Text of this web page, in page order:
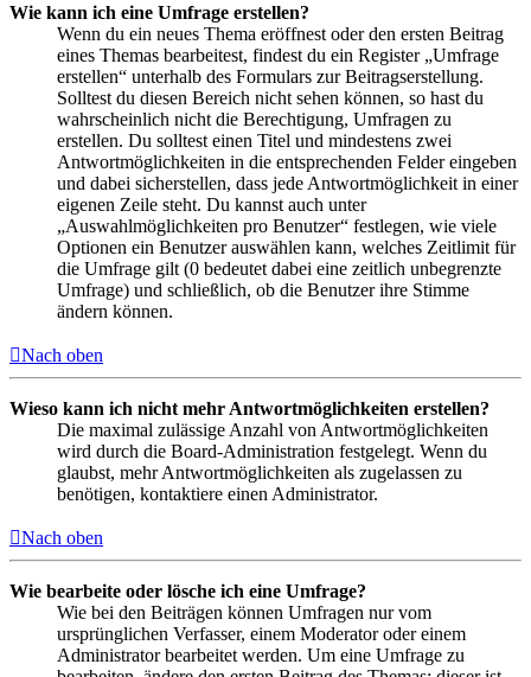
Wie kann ich eine Umfrage erstellen?
Wenn du ein neues Thema eröffnest oder den ersten Beitrag
eines Themas bearbeitest, findest du ein Register „Umfrage
erstellen“ unterhalb des Formulars zur Beitragserstellung.
Solltest du diesen Bereich nicht sehen können, so hast du
wahrscheinlich nicht die Berechtigung, Umfragen zu
erstellen. Du solltest einen Titel und mindestens zwei
Antwortmöglichkeiten in die entsprechenden Felder eingeben
und dabei sicherstellen, dass jede Antwortmöglichkeit in einer
eigenen Zeile steht. Du kannst auch unter
„Auswahlmöglichkeiten pro Benutzer“ festlegen, wie viele
Optionen ein Benutzer auswählen kann, welches Zeitlimit für
die Umfrage gilt (0 bedeutet dabei eine zeitlich unbegrenzte
Umfrage) und schließlich, ob die Benutzer ihre Stimme
ändern können.
Nach oben
Wieso kann ich nicht mehr Antwortmöglichkeiten erstellen?
Die maximal zulässige Anzahl von Antwortmöglichkeiten
wird durch die Board-Administration festgelegt. Wenn du
glaubst, mehr Antwortmöglichkeiten als zugelassen zu
benötigen, kontaktiere einen Administrator.
Nach oben
Wie bearbeite oder lösche ich eine Umfrage?
Wie bei den Beiträgen können Umfragen nur vom
ursprünglichen Verfasser, einem Moderator oder einem
Administrator bearbeitet werden. Um eine Umfrage zu